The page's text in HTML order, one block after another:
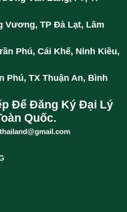
Vương, TP Đà Lạt, Lâm
Phú, Cái Khế, Ninh Kiều,
Phú, TX Thuận An, Bình
Để Đăng Ký Đại Lý
Quốc.